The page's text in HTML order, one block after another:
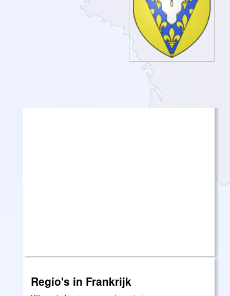
Regio's in Frankrijk